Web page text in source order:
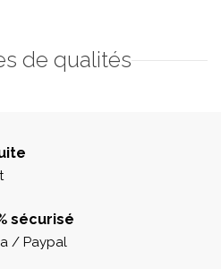
de qualités
sécurisé
/ Paypal